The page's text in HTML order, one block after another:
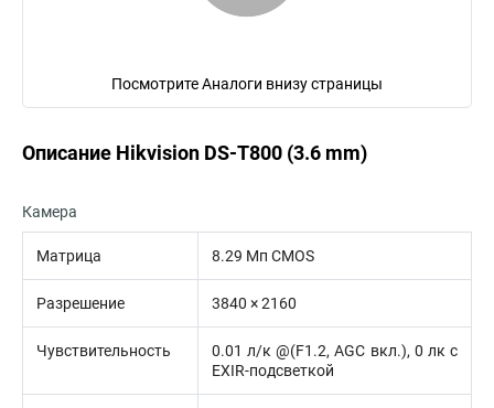
Посмотрите Аналоги внизу страницы
Описание Hikvision DS-T800 (3.6 mm)
Камера
Матрица 8.29 Мп CMOS
Разрешение 3840 × 2160
Чувствительность
0.01 л/к @(F1.2, AGC вкл.), 0 лк с
EXIR-подсветкой